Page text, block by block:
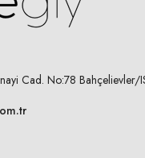
Cad. No:78 Bahçelievler/